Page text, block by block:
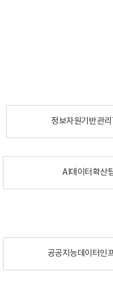
정보자원기반관
AI데이터확산
공공지능데이터인